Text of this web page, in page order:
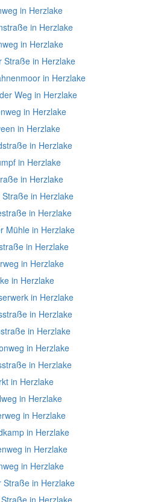
in Herzlake
in Herzlake
in Herzlake
Straße in Herzlake
in Herzlake
Weg in Herzlake
in Herzlake
in Herzlake
in Herzlake
in Herzlake
in Herzlake
Straße in Herzlake
in Herzlake
Mühle in Herzlake
in Herzlake
in Herzlake
in Herzlake
in Herzlake
in Herzlake
in Herzlake
in Herzlake
in Herzlake
in Herzlake
in Herzlake
in Herzlake
in Herzlake
in Herzlake
in Herzlake
Straße in Herzlake
in Herzlake